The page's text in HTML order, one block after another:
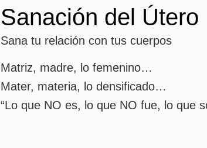
Sanación del Útero
Sana tu relación con tus cuerpos
Matriz, madre, lo femenino…
Mater, materia, lo densificado…
“Lo que NO es, lo que NO fue, lo que